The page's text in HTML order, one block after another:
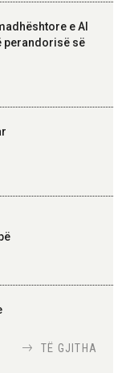
e Al
perandorisë së
TË GJITHA